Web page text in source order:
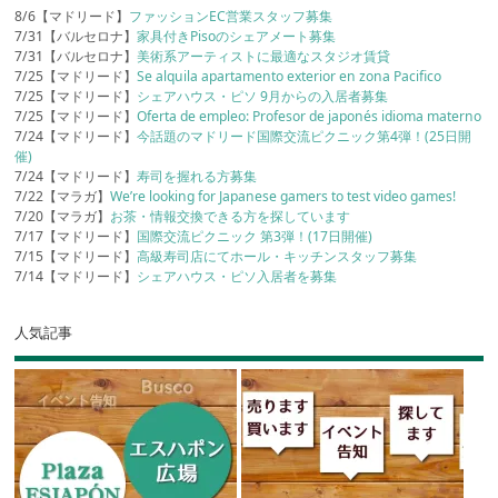
8/6【マドリード】 ファッションEC営業スタッフ募集
7/31【バルセロナ】家具付きPisoのシェアメート募集
7/31【バルセロナ】美術系アーティストに最適なスタジオ賃貸
7/25【マドリード】Se alquila apartamento exterior en zona Pacifico
7/25【マドリード】 シェアハウス・ピソ 9月からの入居者募集
7/25【マドリード】Oferta de empleo: Profesor de japonés idioma materno
7/24【マドリード】今話題のマドリード国際交流ピクニック第4弾！(25日開
催)
7/24【マドリード】寿司を握れる方募集
7/22【マラガ】We’re looking for Japanese gamers to test video games!
7/20【マラガ】 お茶・情報交換できる方を探しています
7/17【マドリード】 国際交流ピクニック 第3弾！(17日開催)
7/15【マドリード】高級寿司店にてホール・キッチンスタッフ募集
7/14【マドリード】 シェアハウス・ピソ入居者を募集
人気記事